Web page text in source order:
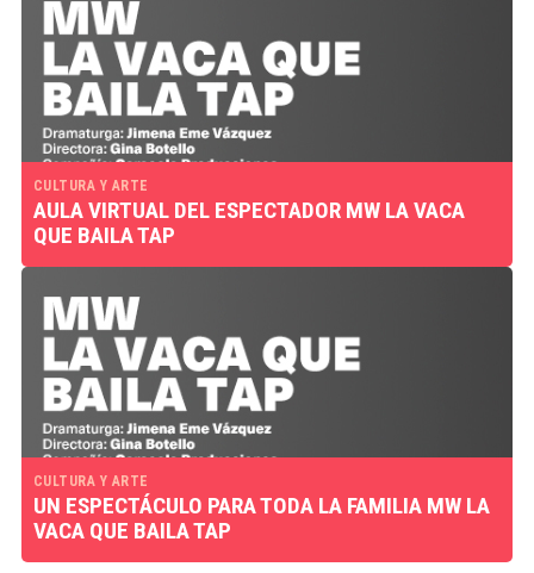
CULTURA Y ARTE
AULA VIRTUAL DEL ESPECTADOR MW LA VACA
QUE BAILA TAP
CULTURA Y ARTE
UN ESPECTÁCULO PARA TODA LA FAMILIA MW LA
VACA QUE BAILA TAP